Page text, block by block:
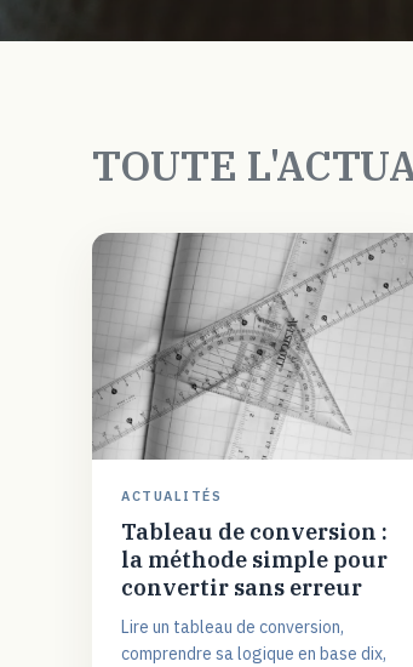
TOUTE
ACTUALITÉS
Tableau de conversion :
la méthode simple pour
convertir sans erreur
Lire un tableau de conversion,
comprendre sa logique en base dix,